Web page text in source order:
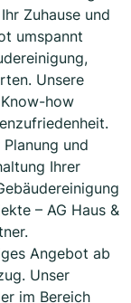
Zuhause und
umspannt
Unsere
how
und
Ihrer
– AG Haus &
Angebot ab
Unser
im Bereich